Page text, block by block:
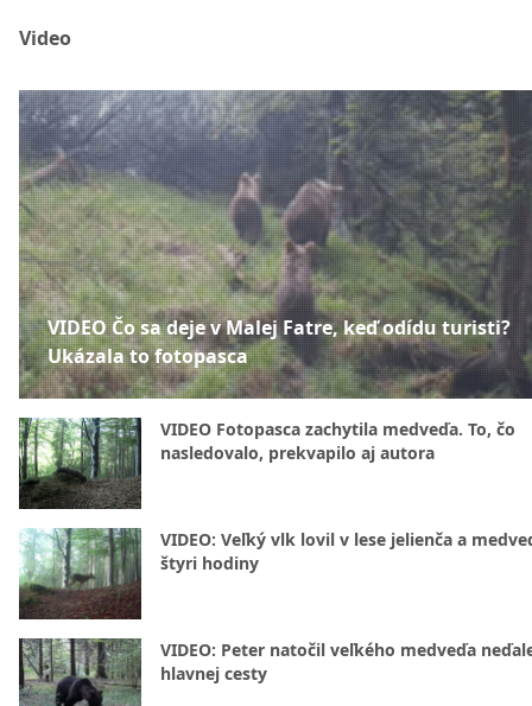
Video
VIDEO Čo sa deje v Malej Fatre, keď odídu turisti?
Ukázala to fotopasca
VIDEO Fotopasca zachytila medveďa. To, čo
nasledovalo, prekvapilo aj autora
VIDEO: Veľký vlk lovil v lese jelienča a
štyri hodiny
VIDEO: Peter natočil veľkého medveďa
hlavnej cesty